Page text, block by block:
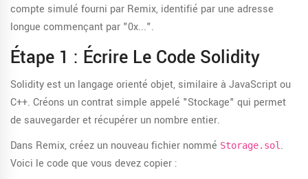
compte simulé fourni par Remix, identifié par une adresse
longue commençant par "0x...".
Étape 1 : Écrire Le Code Solidity
Solidity est un langage orienté objet, similaire à JavaScript ou
C++. Créons un contrat simple appelé "Stockage" qui permet
de sauvegarder et récupérer un nombre entier.
Dans Remix, créez un nouveau fichier nommé Storage.sol .
Voici le code que vous devez copier :